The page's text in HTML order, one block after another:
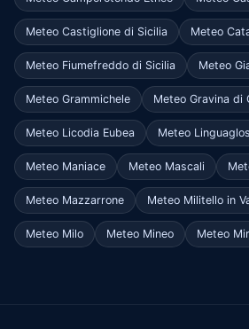
Meteo Castiglione di Sicilia Meteo
Meteo Fiumefreddo di Sicilia Meteo
Meteo Grammichele Meteo Gravina di
Meteo Licodia Eubea Meteo
Meteo Maniace Meteo Mascali
Meteo Mazzarrone Meteo Militello in
Meteo Milo Meteo Mineo Meteo